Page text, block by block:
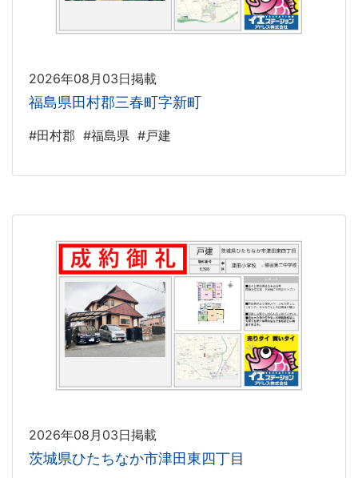
2026年08月03日掲載
福島県田村郡三春町字新町
#田村郡 #福島県 #戸建
2026年08月03日掲載
茨城県ひたちなか市津田東四丁目